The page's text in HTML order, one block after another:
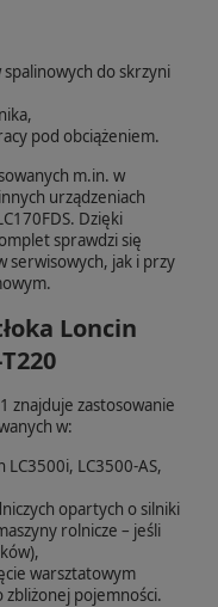
do skrzyni
pod obciążeniem.
m.in. w
urządzeniach
Dzięki
sprawdzi się
serwisowych, jak i przy
Loncin
znajduje zastosowanie
w:
LC3500‑AS,
opartych o silniki
rolnicze – jeśli
warsztatowym
zbliżonej pojemności.